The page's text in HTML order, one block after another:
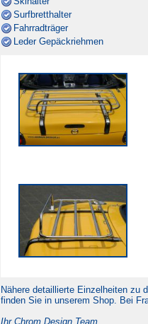
Surfbretthalter
Fahrradträger
Leder Gepäckriehmen
Nähere detaillierte Einzelheiten zu
finden Sie in unserem Shop. Bei
Ihr Chrom Design Team